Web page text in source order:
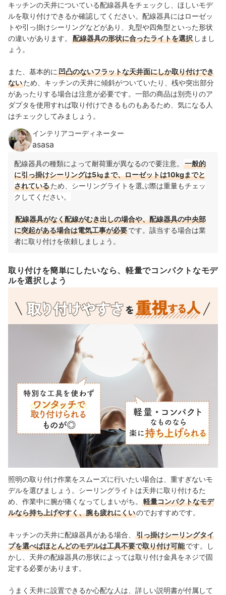
キッチンの天井についている配線器具をチェックし、ほしいモデ
ルを取り付けできるか確認してください。配線器具にはローゼッ
トや引っ掛けシーリングなどがあり、丸型や四角型といった形状
の違いがあります。
配線器具の形状に合ったライトを選択 しまし
ょう。
また、基本的に 凹凸のないフラットな天井面にしか取り付けでき
ないため、キッチンの天井に傾斜がついていたり、桟や突出部分
があったりする場合は注意が必要です。一部の商品は別売りのア
ダプタを使用すれば取り付けできるものもあるため、気になる人
はチェックしてみましょう。
インテリアコーディネーター
asasa
配線器具の種類によって耐荷重が異なるので要注意。
一般的
に引っ掛けシーリングは5㎏まで、ローゼットは10kgまでと
されているため、シーリングライトを選ぶ際は重量もチェッ
クしてください。
配線器具がなく配線がむき出しの場合や、配線器具の中央部
に突起がある場合は電気工事が必要です。該当する場合は業
者に取り付けを依頼しましょう。
取り付けを簡単にしたいなら、軽量でコンパクトなモデ
ルを選択しよう
照明の取り付け作業をスムーズに行いたい場合は、重すぎないモ
デルを選びましょう。シーリングライトは天井に取り付けるた
め、作業中に腕が痛くなってしまいがち。
軽量コンパクトなモデ
ルなら持ち上げやすく、腕も疲れにくいのでおすすめです。
キッチンの天井に配線器具がある場合、
引っ掛けシーリングタイ
プを選べばほとんどのモデルは工具不要で取り付け可能です。し
かし、天井の配線器具の形状によっては取り付け金具をネジで固
定する必要があります。
うまく天井に設置できるか心配な人は、詳しい説明書が付属して